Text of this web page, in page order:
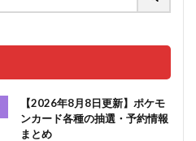
【2026年8月8日更新】ポケモ
ンカード各種の抽選・予約情報
まとめ